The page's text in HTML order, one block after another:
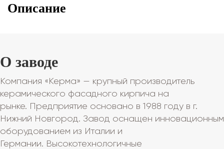
Описание
О заводе
Компания «Керма» — крупный производитель
керамического фасадного кирпича на
рынке. Предприятие основано в 1988 году в г.
Нижний Новгород. Завод оснащен инновационным
оборудованием из Италии и
Германии. Высокотехнологичные